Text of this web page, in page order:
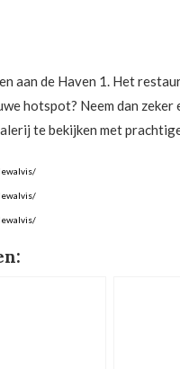
aan de Haven 1. Het
hotspot? Neem dan
te bekijken met